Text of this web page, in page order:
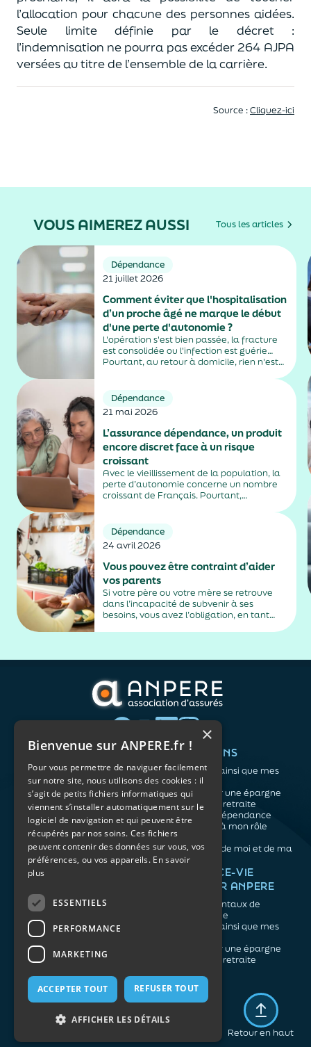
l’allocation pour chacune des personnes aidées.
Seule limite définie par le décret :
l’indemnisation ne pourra pas excéder 264 AJPA
verséesau titre de l’ensemble de lacarrière.
Source :Cliquez-ici
VOUS AIMEREZ AUSSI Tous les articles
Dépendance
21 juillet 2026
Comment éviter que l'hospitalisation
d’un proche âgé ne marque le début
d'une perte d'autonomie ?
L'opération s'est bien passée, la fracture
est consolidée ou l'infection est guérie…
Pourtant, au retour à domicile, rien n'est
fatigue inhabituelle : chez certaines
personnes âgées, l'hospitalisation peut
entraîner...
Dépendance
21 mai 2026
L’assurance dépendance, un produit
encore discret face à un risque
croissant
Avec le vieillissement de la population, la
perte d’autonomie concerne un nombre
croissant de Français. Pourtant,
reste encore confidentielle.
Dépendance
24 avril 2026
Vous pouvez être contraint d’aider
vos parents
Si votre père ou votre mère se retrouve
dans l’incapacité de subvenir à ses
besoins, vous avez l’obligation, en tant
qu’enfant, de l’héberger et de le nourrir, ou
Retour en haut
Mentions légales
Politique de confidentialité
QUI SOMMES-NOUS ?
L'association
Notre organisation
L’équipe
Les atouts du contrat
associatif
VOS BESOINS
Me protéger ainsi que mes
proches
Me constituer une épargne
Préparer ma retraite
Anticiper la dépendance
Me préparer à mon rôle
d'aidant
Prendre soin de moi et de ma
santé
NOS ARTICLES
Retraite
Prévoyance
Dépendance
Aidants
ASSURANCE-VIE
FACILE PAR ANPERE
Les fondamentaux de
l'assurance vie
Me protéger ainsi que mes
Me constituer une épargne
Préparer ma retraite
×
Bienvenue sur ANPERE.fr !
Pour vous permettre de naviguer facilement
sur notre site, nous utilisons des cookies : il
s’agit de petits fichiers informatiques qui
viennent s’installer automatiquement sur le
logiciel de navigation et qui peuvent être
récupérés par nos soins. Ces fichiers
peuvent contenir des données sur vous, vos
préférences, ou vos appareils. En savoir
plus
ESSENTIELS
PERFORMANCE
MARKETING
ACCEPTER TOUT REFUSER TOUT
AFFICHER LES DÉTAILS